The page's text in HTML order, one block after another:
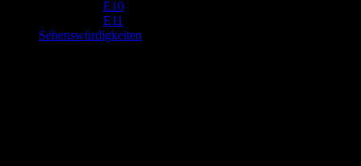
E10
E11
Sehenswürdigkeiten